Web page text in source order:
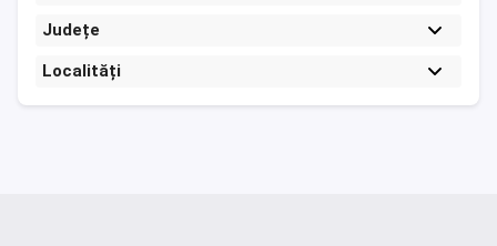
Județe
Localități